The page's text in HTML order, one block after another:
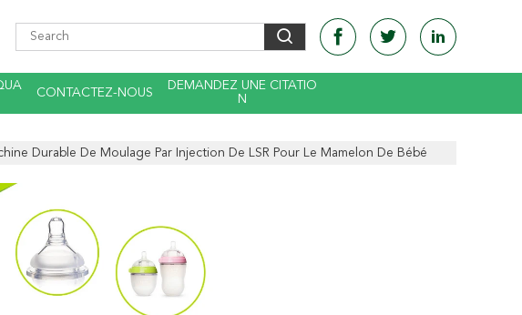
CONTACTEZ-NOUS
DEMANDEZ UNE CITATIO
N
Durable De Moulage Par Injection De LSR Pour Le Mamelon De Bébé